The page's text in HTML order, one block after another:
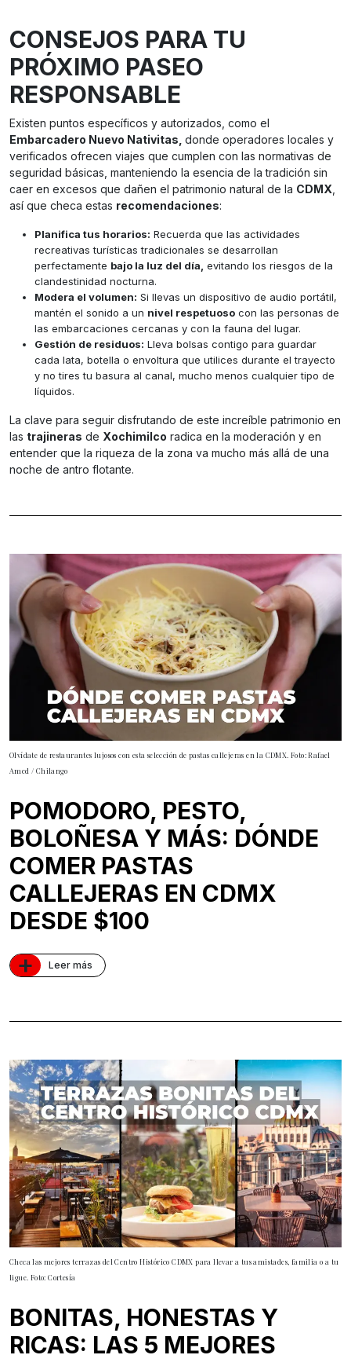
CONSEJOS PARA TU
PRÓXIMO PASEO
RESPONSABLE
Existen puntos específicos y autorizados, como el
Embarcadero Nuevo Nativitas, donde operadores locales y
verificados ofrecen viajes que cumplen con las normativas de
seguridad básicas, manteniendo la esencia de la tradición sin
caer en excesos que dañen el patrimonio natural de la CDMX
así que checa estas recomendaciones:
Planifica tus horarios: Recuerda que las actividades
recreativas turísticas tradicionales se desarrollan
perfectamente bajo la luz del día, evitando los riesgos de la
clandestinidad nocturna.
Modera el volumen: Si llevas un dispositivo de audio portátil,
mantén el sonido a un nivel respetuoso con las personas de
las embarcaciones cercanas y con la fauna del lugar.
Gestión de residuos: Lleva bolsas contigo para guardar
cada lata, botella o envoltura que utilices durante el trayecto
y no tires tu basura al canal, mucho menos cualquier tipo de
líquidos.
La clave para seguir disfrutando de este increíble patrimonio en
las trajineras de Xochimilco radica en la moderación y en
entender que la riqueza de la zona va mucho más allá de una
noche de antro flotante.
Olvídate de restaurantes lujosos con esta selección de pastas callejeras en la CDMX. Foto: Rafael
Amed / Chilango
POMODORO, PESTO,
BOLOÑESA Y MÁS: DÓNDE
COMER PASTAS
CALLEJERAS EN CDMX
DESDE $100
+ Leer más
Checa las mejores terrazas del Centro Histórico CDMX para llevar a tus amistades, familia o a tu
ligue. Foto: Cortesía
BONITAS, HONESTAS Y
RICAS: LAS 5 MEJORES